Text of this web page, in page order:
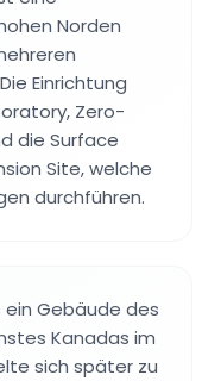
Norden
Einrichtung
Zero-
die Surface
Site, welche
durchführen.
ein Gebäude des
Kanadas im
sich später zu